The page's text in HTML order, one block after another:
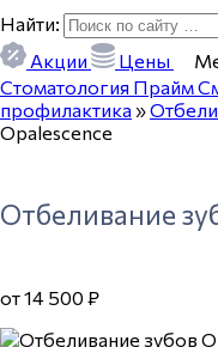
Найти:
Акции
Цены
Стоматология Прайм
профилактика »
Opalescence
Отбеливание
от 14 500 ₽